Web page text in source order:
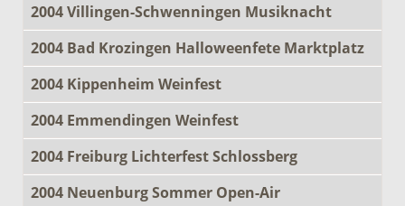
2004 Villingen-Schwenningen Musiknacht
2004 Bad Krozingen Halloweenfete Marktplatz
2004 Kippenheim Weinfest
2004 Emmendingen Weinfest
2004 Freiburg Lichterfest Schlossberg
2004 Neuenburg Sommer Open-Air